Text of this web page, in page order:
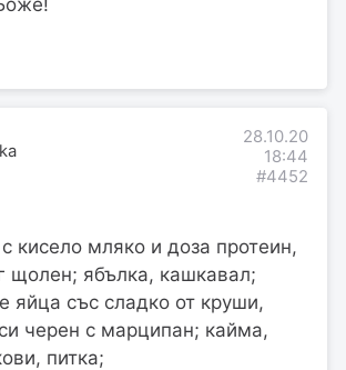
28.10.20
18:44
#4452
кисело мляко и доза протеин,
щолен; ябълка, кашкавал;
яйца със сладко от круши,
черен с марципан; кайма,
питка;